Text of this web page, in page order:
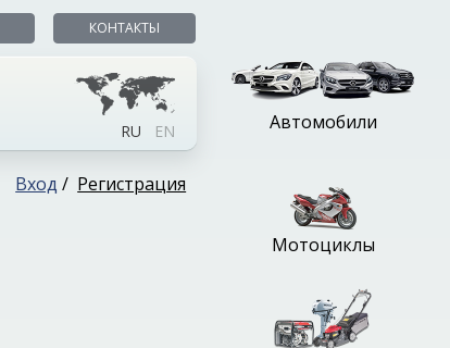
КОНТАКТЫ
RU EN
Вход / Регистрация
Автомобили
Мотоциклы